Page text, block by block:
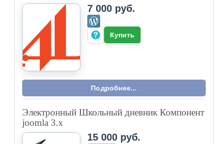
7 000 руб.
Купить
Подробнее...
Электронный Школьный дневник Компонент
joomla 3.x
15 000 руб.